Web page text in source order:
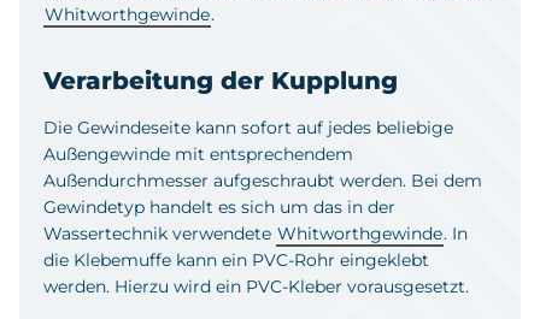
Whitworthgewinde.
Verarbeitung der Kupplung
Die Gewindeseite kann sofort auf jedes beliebige
Außengewinde mit entsprechendem
Außendurchmesser aufgeschraubt werden. Bei dem
Gewindetyp handelt es sich um das in der
Wassertechnik verwendete Whitworthgewinde. In
die Klebemuffe kann ein PVC-Rohr eingeklebt
werden. Hierzu wird ein PVC-Kleber vorausgesetzt.